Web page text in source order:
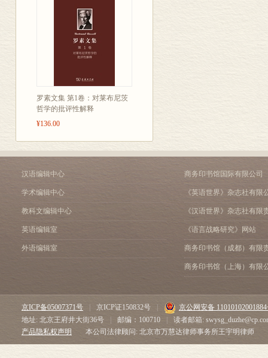
罗素文集 第1卷：对莱布尼茨
哲学的批评性解释
¥136.00
汉语编辑中心
学术编辑中心
教科文编辑中心
英语编辑室
外语编辑室
商务印书馆国际有限公司
《英语世界》杂志社有限
《汉语世界》杂志社有限
《语言战略研究》网站
商务印书馆（成都）有限
商务印书馆（上海）有限
京ICP备05007371号 京ICP证150832号
京公网安备
地址: 北京王府井大街36号
邮编：100710
读者邮箱:
产品隐私权声明
本公司法律顾问: 北京市万慧达律师事务所王宇明律师